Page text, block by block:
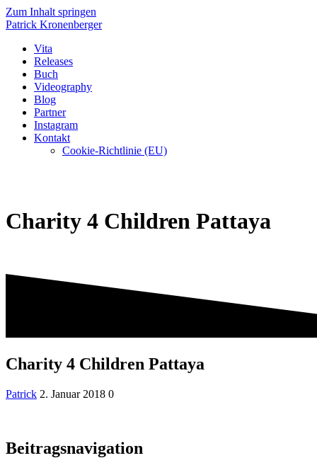
Zum Inhalt springen
Patrick Kronenberger
Vita
Releases
Buch
Videography
Blog
Partner
Instagram
Kontakt
Cookie-Richtlinie (EU)
Charity 4 Children Pattaya
Charity 4 Children Pattaya
Patrick 2. Januar 2018 0
Beitragsnavigation